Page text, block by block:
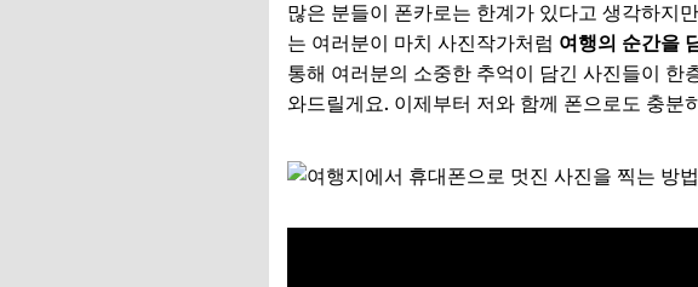
많은 분들이 폰카로는 한계가 있다고 생각하지
는 여러분이 마치 사진작가처럼 여행의 순간을
통해 여러분의 소중한 추억이 담긴 사진들이 한
와드릴게요. 이제부터 저와 함께 폰으로도 충분